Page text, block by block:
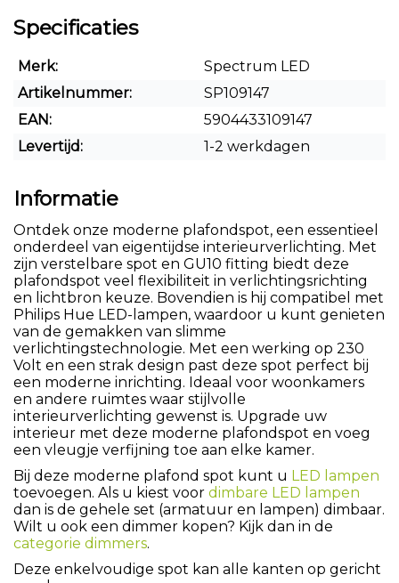
Specificaties
Merk:
Spectrum LED
Artikelnummer:
SP109147
EAN:
5904433109147
Levertijd:
1-2 werkdagen
Informatie
Ontdek onze moderne plafondspot, een essentieel
onderdeel van eigentijdse interieurverlichting. Met
zijn verstelbare spot en GU10 fitting biedt deze
plafondspot veel flexibiliteit in verlichtingsrichting
en lichtbron keuze. Bovendien is hij compatibel met
Philips Hue LED-lampen, waardoor u kunt genieten
van de gemakken van slimme
verlichtingstechnologie. Met een werking op 230
Volt en een strak design past deze spot perfect bij
een moderne inrichting. Ideaal voor woonkamers
en andere ruimtes waar stijlvolle
interieurverlichting gewenst is. Upgrade uw
interieur met deze moderne plafondspot en voeg
een vleugje verfijning toe aan elke kamer.
Bij deze moderne plafond spot kunt u LED lampen
toevoegen. Als u kiest voor dimbare LED lampen
dan is de gehele set (armatuur en lampen) dimbaar.
Wilt u ook een dimmer kopen? Kijk dan in de
categorie dimmers.
Deze enkelvoudige spot kan alle kanten op gericht